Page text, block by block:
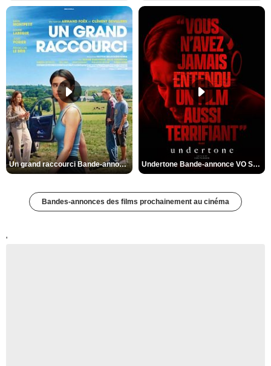
Un grand raccourci Bande-annonce VF Undertone Bande-annonce VO STFR
Bandes-annonces des films prochainement au cinéma
'